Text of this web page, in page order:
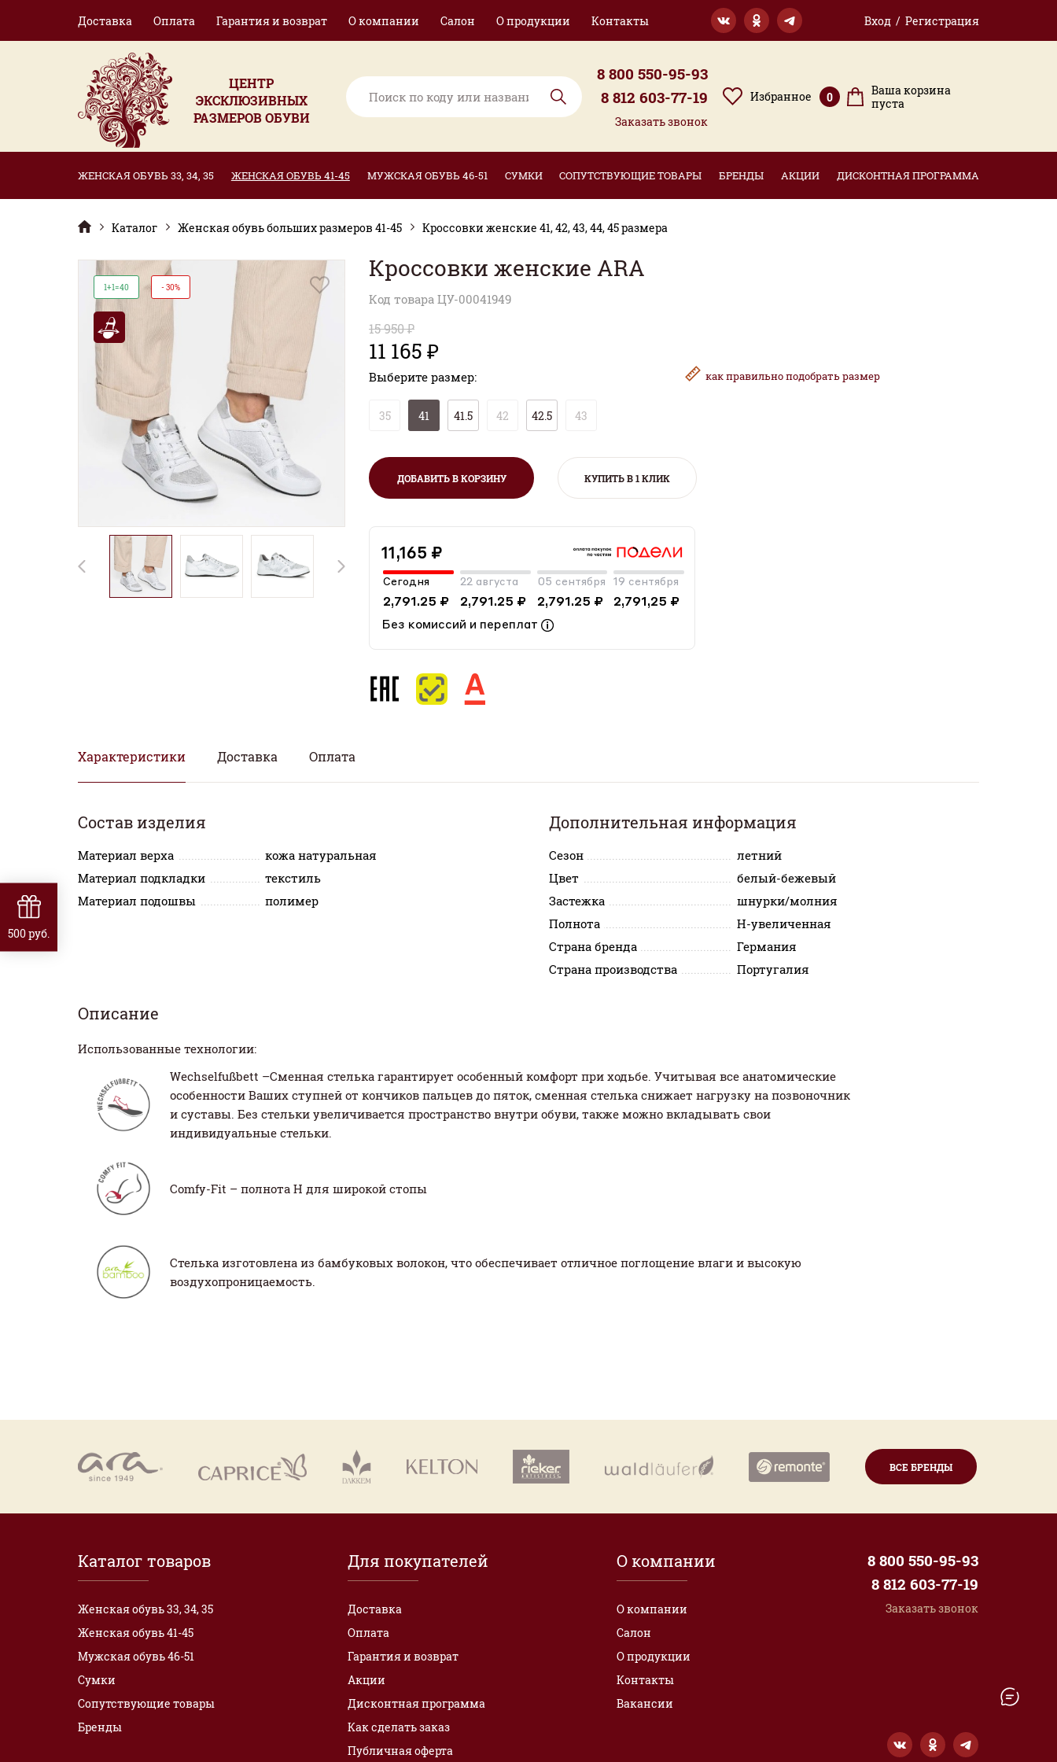
Доставка Оплата Гарантия и возврат О компании Салон О продукции Контакты Вход / Регистрация
ЦЕНТР
ЭКСКЛЮЗИВНЫХ
РАЗМЕРОВ ОБУВИ
8 800 550-95-93
8 812 603-77-19
Заказать звонок
Избранное 0
Ваша корзина
пуста
ЖЕНСКАЯ ОБУВЬ 33, 34, 35 ЖЕНСКАЯ ОБУВЬ 41-45 МУЖСКАЯ ОБУВЬ 46-51 СУМКИ СОПУТСТВУЮЩИЕ ТОВАРЫ БРЕНДЫ АКЦИИ ДИСКОНТНАЯ ПРОГРАММА
Каталог Женская обувь больших размеров 41-45 Кроссовки женские 41, 42, 43, 44, 45 размера
1+1=40 - 30%
Кроссовки женские ARA
Код товара ЦУ-00041949
15 950 ₽
11 165 ₽
Выберите размер: какправильноподобрать размер
35 41 41.5 42 42.5 43
ДОБАВИТЬ В КОРЗИНУ КУПИТЬ В 1 КЛИК
11,165 ₽
Сегодня
2,791.25 ₽
22 августа
2,791.25 ₽
05 сентября
2,791.25 ₽
19 сентября
2,791,25 ₽
Без комиссий и переплат
Характеристики Доставка Оплата
Состав изделия
Материал верха
кожа натуральная
Материал подкладки
текстиль
Материал подошвы
полимер
Дополнительная информация
Сезон
летний
Цвет
белый-бежевый
Застежка
шнурки/молния
Полнота
H-увеличенная
Страна бренда
Германия
Страна производства
Португалия
Описание
Использованные технологии:
Wechselfußbett –Сменная стелька гарантирует особенный комфорт при ходьбе. Учитывая все анатомические
особенности Ваших ступней от кончиков пальцев до пяток, сменная стелька снижает нагрузку на позвоночник
и суставы. Без стельки увеличивается пространство внутри обуви, также можно вкладывать свои
индивидуальные стельки.
Comfy-Fit – полнота H для широкой стопы
Стелька изготовлена из бамбуковых волокон, что обеспечивает отличное поглощение влаги и высокую
воздухопроницаемость.
ВСЕ БРЕНДЫ
Каталог товаров
Женская обувь 33, 34, 35
Женская обувь 41-45
Мужская обувь 46-51
Сумки
Сопутствующие товары
Бренды
Для покупателей
Доставка
Оплата
Гарантия и возврат
Акции
Дисконтная программа
Как сделать заказ
Публичная оферта
О компании
О компании
Салон
О продукции
Контакты
Вакансии
8 800 550-95-93
8 812 603-77-19
Заказать звонок
500 руб.